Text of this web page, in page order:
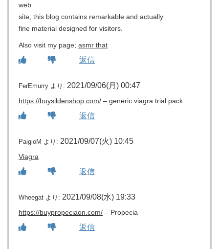
web
site; this blog contains remarkable and actually
fine material designed for visitors.
Also visit my page; asmr that
返信
FerEmurry より: 2021/09/06(月) 00:47
https://buysildenshop.com/ – generic viagra trial pack
返信
PaigioM より: 2021/09/07(火) 10:45
Viagra
返信
Wheegat より: 2021/09/08(水) 19:33
https://buypropeciaon.com/ – Propecia
返信